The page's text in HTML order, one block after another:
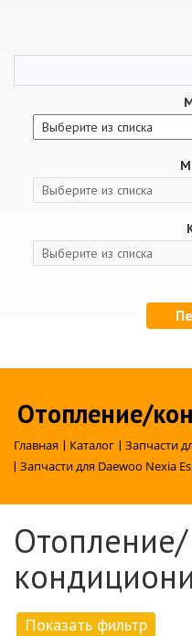
Отопление/
Главная | Каталог | Запчасти
| Запчасти для Daewoo Nexia
Отопление/
Показать фильтр